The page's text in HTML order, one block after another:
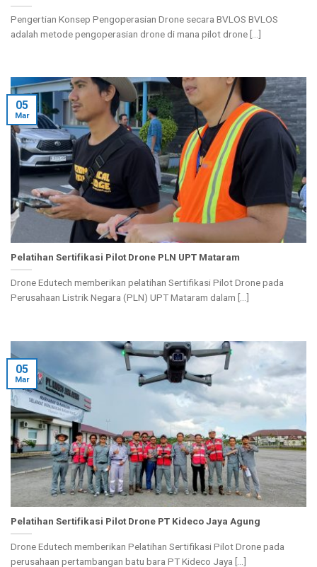
Pengertian Konsep Pengoperasian Drone secara BVLOS BVLOS
adalah metode pengoperasian drone di mana pilot drone [...]
Pelatihan Sertifikasi Pilot Drone PLN UPT Mataram
Drone Edutech memberikan pelatihan Sertifikasi Pilot Drone pada
Perusahaan Listrik Negara (PLN) UPT Mataram dalam [...]
05
Mar
Pelatihan Sertifikasi Pilot Drone PT Kideco Jaya Agung
Drone Edutech memberikan Pelatihan Sertifikasi Pilot Drone pada
perusahaan pertambangan batu bara PT Kideco Jaya [...]
05
Mar